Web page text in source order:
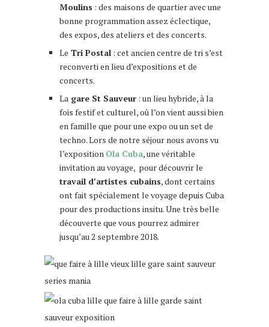
Moulins : des maisons de quartier avec une
bonne programmation assez éclectique,
des expos, des ateliers et des concerts.
Le Tri Postal : cet ancien centre de tri s’est
reconverti en lieu d’expositions et de
concerts.
La gare St Sauveur : un lieu hybride, à la
fois festif et culturel, où l’on vient aussi bien
en famille que pour une expo ou un set de
techno. Lors de notre séjour nous avons vu
l’exposition Ola Cuba, une véritable
invitation au voyage, pour découvrir le
travail d’artistes cubains, dont certains
ont fait spécialement le voyage depuis Cuba
pour des productions insitu. Une très belle
découverte que vous pourrez admirer
jusqu’au 2 septembre 2018.